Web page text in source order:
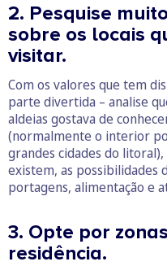
2. Pesquise
sobre os locais
visitar.
Com os valores que tem
parte divertida – analise
aldeias gostava de
(normalmente o interior
grandes cidades do
existem, as possibilidades
portagens, alimentação e
3. Opte por
residência.